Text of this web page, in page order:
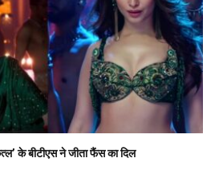
के बीटीएस ने जीता फैंस का दिल